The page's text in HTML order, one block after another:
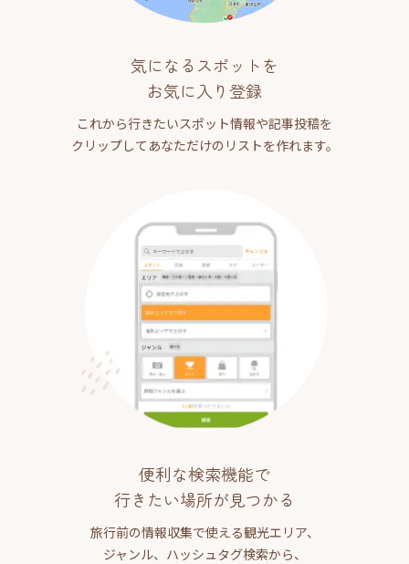
気になるスポットを
お気に入り登録
これから行きたいスポット情報や記事投稿を
クリップしてあなただけのリストを作れます。
便利な検索機能で
行きたい場所が見つかる
旅行前の情報収集で使える観光エリア、
ジャンル、ハッシュタグ検索から、